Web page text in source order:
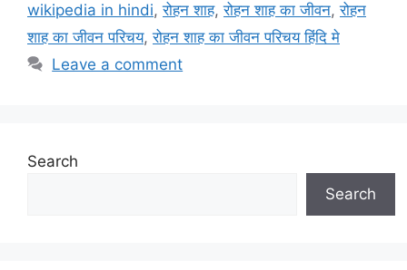
wikipedia in hindi,रोहन शाह,रोहन शाह का जीवन,रोहन
शाह का जीवन परिचय,रोहन शाह का जीवन परिचय हिंदि मे
Leave a comment
Search
Search